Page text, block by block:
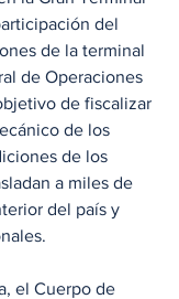
del
de la terminal
de Operaciones
de fiscalizar
de los
de los
a miles de
del país y
el Cuerpo de